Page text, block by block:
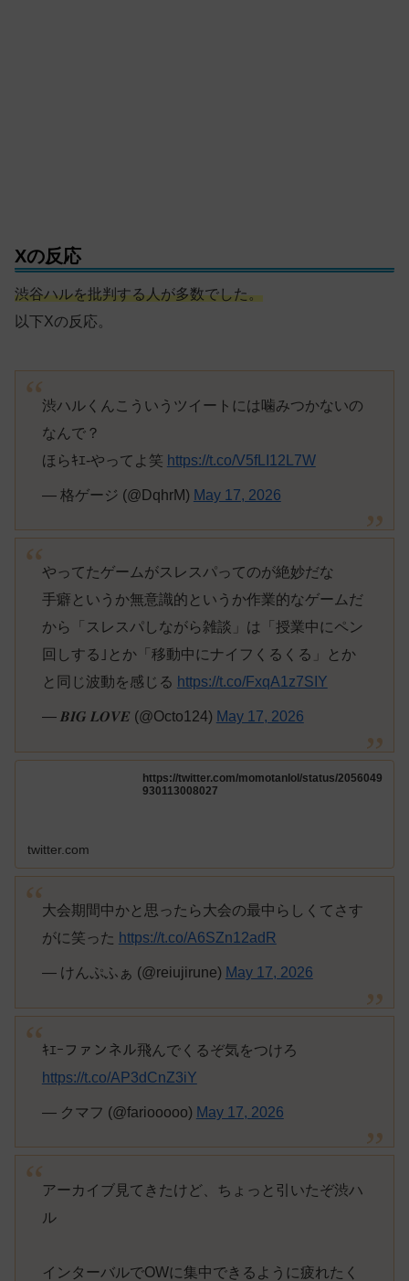
Xの反応
渋谷ハルを批判する人が多数でした。
以下Xの反応。
渋ハルくんこういうツイートには噛みつかないの
なんで？
ほらｷｴ-やってよ笑 https://t.co/V5fLI12L7W
— 格ゲージ (@DqhrM) May 17, 2026
やってたゲームがスレスパってのが絶妙だな
手癖というか無意識的というか作業的なゲームだ
から「スレスパしながら雑談」は「授業中にペン
回しする｣とか「移動中にナイフくるくる」とか
と同じ波動を感じる https://t.co/FxqA1z7SIY
— 𝑩𝑰𝑮 𝑳𝑶𝑽𝑬 (@Octo124) May 17, 2026
https://twitter.com/momotanlol/status/2056049
930113008027
twitter.com
大会期間中かと思ったら大会の最中らしくてさす
がに笑った https://t.co/A6SZn12adR
— けんぷふぁ (@reiujirune) May 17, 2026
ｷｴｰファンネル飛んでくるぞ気をつけろ
https://t.co/AP3dCnZ3iY
— クマフ (@fariooooo) May 17, 2026
アーカイブ見てきたけど、ちょっと引いたぞ渋ハ
ル
インターバルでOWに集中できるように疲れたく